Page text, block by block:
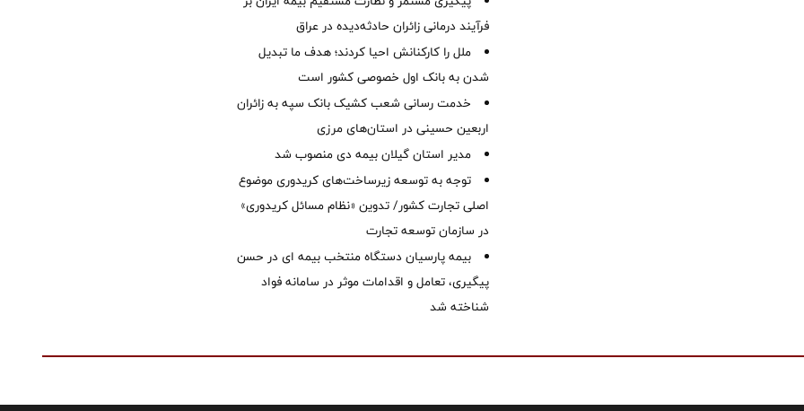
فرآیند درمانی زائران حادثه‌دیده در عراق
ملل را کارکنانش احیا کردند؛ هدف ما تبدیل
شدن به بانک اول خصوصی کشور است
خدمت رسانی شعب کشیک بانک سپه به زائران
اربعین حسینی در استان‌‌های مرزی
‌مدیر استان گیلان بیمه دی منصوب شد
توجه به توسعه زیرساخت‌های کریدوری موضوع
اصلی تجارت کشور/ تدوین «نظام مسائل کریدوری»
در سازمان توسعه تجارت
بیمه پارسیان دستگاه منتخب بیمه ای در حسن
پیگیری، تعامل و اقدامات موثر در سامانه فواد
شناخته شد